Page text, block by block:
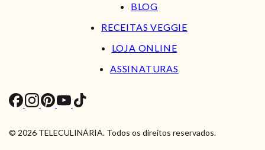
BLOG
RECEITAS VEGGIE
LOJA ONLINE
ASSINATURAS
© 2026 TELECULINÁRIA. Todos os direitos reservados.